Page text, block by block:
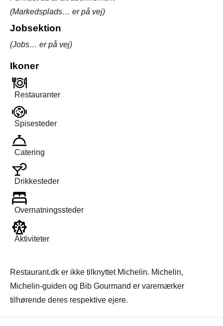
(Markedsplads… er på vej)
Jobsektion
(Jobs… er på vej)
Ikoner
Restauranter
Spisesteder
Catering
Drikkesteder
Overnatningssteder
Aktiviteter
Restaurant.dk er ikke tilknyttet Michelin. Michelin,
Michelin-guiden og Bib Gourmand er varemærker
tilhørende deres respektive ejere.